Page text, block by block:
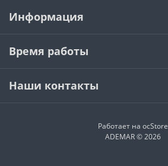
Информация
Время работы
Наши контакты
Работает на ocStore
ADEMAR © 2026